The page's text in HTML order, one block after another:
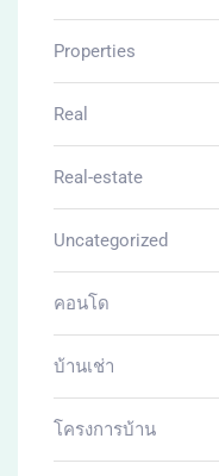
Properties
Real
Real-estate
Uncategorized
คอนโด
บ้านเช่า
โครงการบ้าน